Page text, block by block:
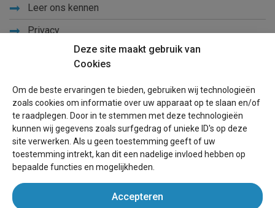
Deze site maakt gebruik van
Cookies
Om de beste ervaringen te bieden, gebruiken wij technologieën
zoals cookies om informatie over uw apparaat op te slaan en/of
te raadplegen. Door in te stemmen met deze technologieën
kunnen wij gegevens zoals surfgedrag of unieke ID's op deze
site verwerken. Als u geen toestemming geeft of uw
toestemming intrekt, kan dit een nadelige invloed hebben op
bepaalde functies en mogelijkheden.
Accepteren
Leer ons kennen
Privacy
Blog
Voor eigenaren
Een advertentie plaatsen
Succesvol verhuren vakantiewoning